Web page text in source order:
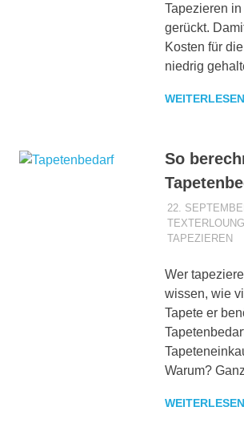
Tapezieren
gerückt.
Kosten für
niedrig
WEITERLESEN
So
22.
TAPEZIEREN
Wer
wissen, wie
Tapete er
Warum?
WEITERLESEN